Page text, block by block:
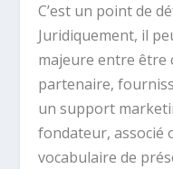
C’est un point de
Juridiquement, il
majeure entre être
partenaire,
un support
fondateur, associé
vocabulaire de